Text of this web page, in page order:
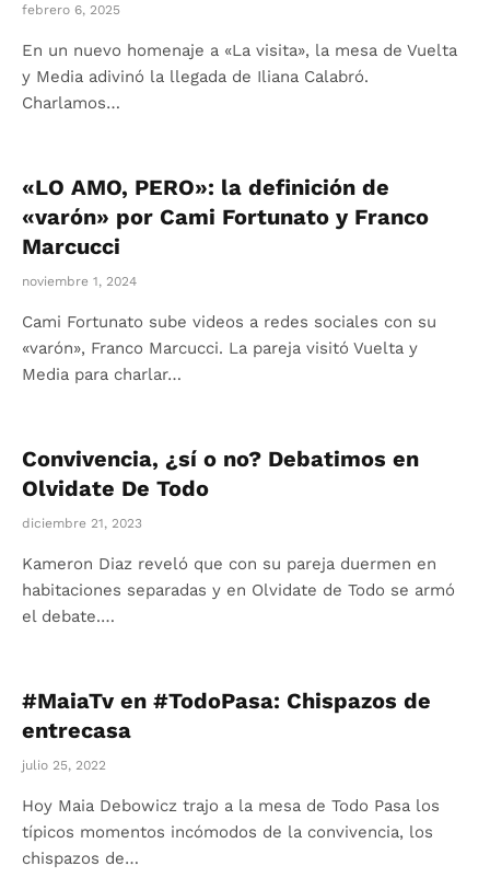
febrero 6, 2025
En un nuevo homenaje a «La visita», la mesa de Vuelta
y Media adivinó la llegada de Iliana Calabró.
Charlamos…
«LO AMO, PERO»: la definición de
«varón» por Cami Fortunato y Franco
Marcucci
noviembre 1, 2024
Cami Fortunato sube videos a redes sociales con su
«varón», Franco Marcucci. La pareja visitó Vuelta y
Media para charlar…
Convivencia, ¿sí o no? Debatimos en
Olvidate De Todo
diciembre 21, 2023
Kameron Diaz reveló que con su pareja duermen en
habitaciones separadas y en Olvidate de Todo se armó
el debate.…
#MaiaTv en #TodoPasa: Chispazos de
entrecasa
julio 25, 2022
Hoy Maia Debowicz trajo a la mesa de Todo Pasa los
típicos momentos incómodos de la convivencia, los
chispazos de…